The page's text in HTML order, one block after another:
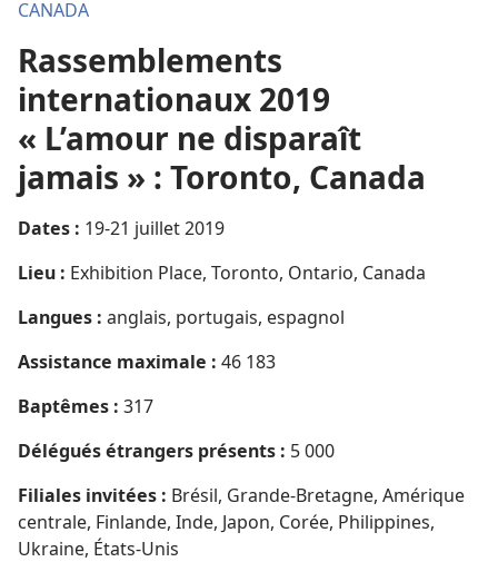
CANADA
Rassemblements
internationaux 2019
« L’amour ne disparaît
jamais » : Toronto, Canada
Dates : 19-21 juillet 2019
Lieu : Exhibition Place, Toronto, Ontario, Canada
Langues : anglais, portugais, espagnol
Assistance maximale : 46 183
Baptêmes : 317
Délégués étrangers présents : 5 000
Filiales invitées : Brésil, Grande-Bretagne, Amérique
centrale, Finlande, Inde, Japon, Corée, Philippines,
Ukraine, États-Unis